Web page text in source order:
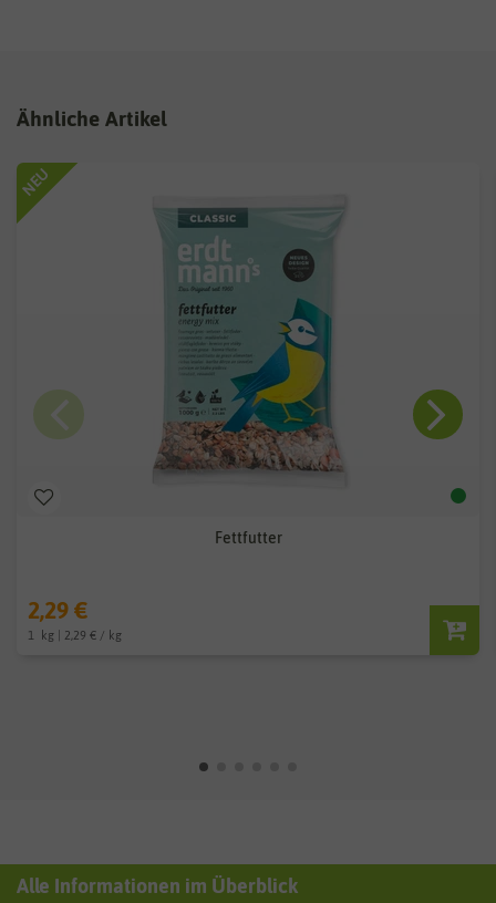
Ähnliche Artikel
NEU
Fettfutter
2,29 €
1 kg | 2,29 € / kg
Alle Informationen im Überblick